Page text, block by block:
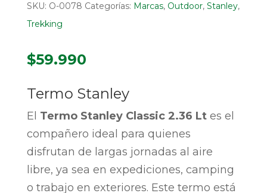
SKU: O-0078 Categorías: Marcas, Outdoor, Stanley,
Trekking
$59.990
Termo Stanley
El Termo Stanley Classic 2.36 Ltes el
compañero ideal para quienes
disfrutan de largas jornadas al aire
libre, ya sea en expediciones, camping
o trabajo en exteriores. Este termo está